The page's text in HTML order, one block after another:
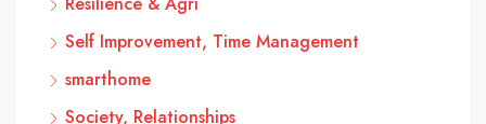
Self Improvement, Time Management
smarthome
Society, Relationships